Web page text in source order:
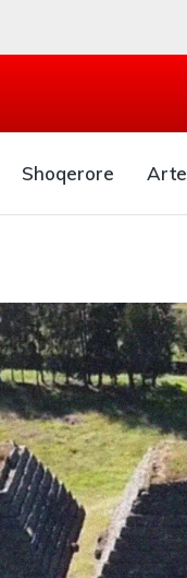
Shoqerore Arte